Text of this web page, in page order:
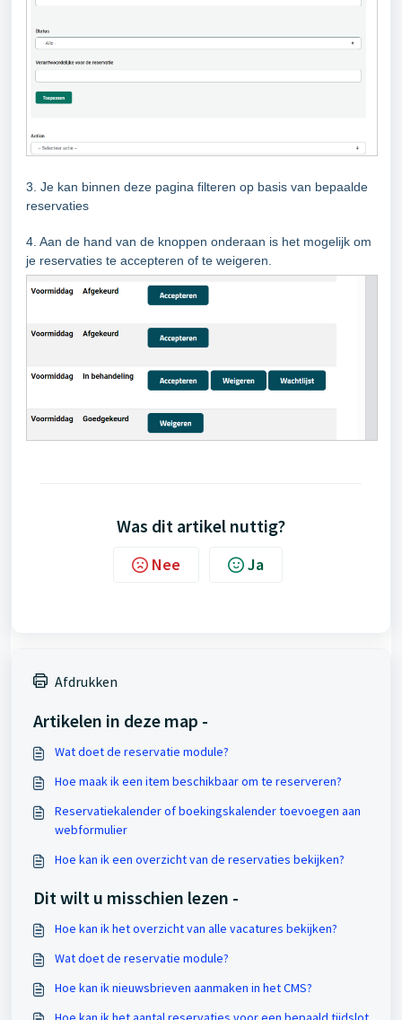
3. Je kan binnen deze pagina filteren op basis van bepaalde
reservaties
4. Aan de hand van de knoppen onderaan is het mogelijk om
je reservaties te accepteren of te weigeren.
Was dit artikel nuttig?
Nee Ja
Afdrukken
Artikelen in deze map -
Wat doet de reservatie module?
Hoe maak ik een item beschikbaar om te reserveren?
Reservatiekalender of boekingskalender toevoegen aan
webformulier
Hoe kan ik een overzicht van de reservaties bekijken?
Dit wilt u misschien lezen -
Hoe kan ik het overzicht van alle vacatures bekijken?
Wat doet de reservatie module?
Hoe kan ik nieuwsbrieven aanmaken in het CMS?